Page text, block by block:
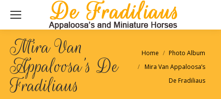
Mira Van
Appaloosa’s De
Fradiliaus
Je bent hier:
Home
Photo Album
Mira Van Appaloosa’s
De Fradiliaus